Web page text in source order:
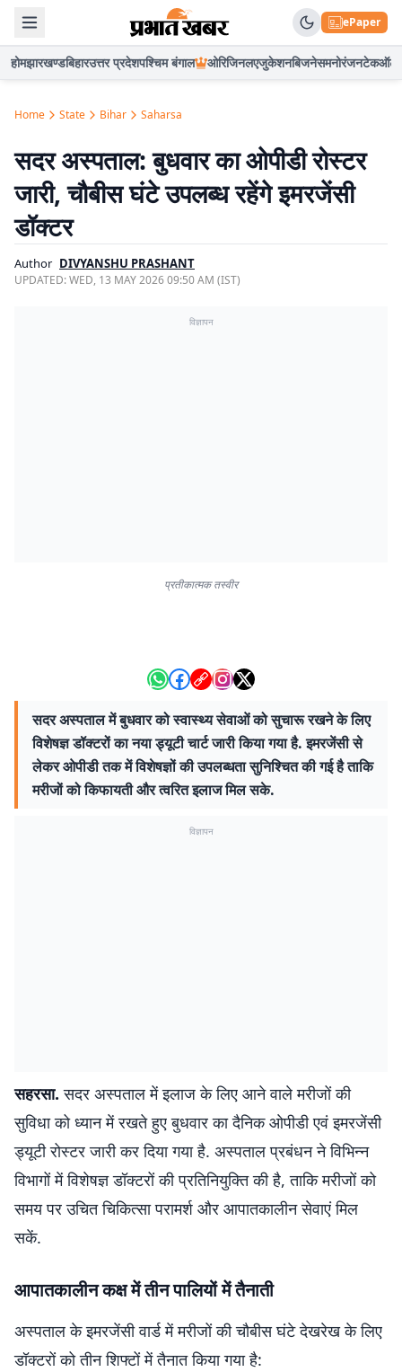
ePaper
होमझारखण्डबिहारउत्तर प्रदेशपश्चिम बंगाल ओरिजिनलएजुकेशनबिजनेसमनोरंजनटेकऑटो
Home State Bihar Saharsa
सदर अस्पताल: बुधवार का ओपीडी रोस्टर
जारी, चौबीस घंटे उपलब्ध रहेंगे इमरजेंसी
डॉक्टर
Author DIVYANSHU PRASHANT
UPDATED:WED, 13 MAY 2026 09:50 AM (IST)
विज्ञापन
प्रतीकात्मक तस्वीर
सदर अस्पताल में बुधवार को स्वास्थ्य सेवाओं को सुचारू रखने के लिए
विशेषज्ञ डॉक्टरों का नया ड्यूटी चार्ट जारी किया गया है. इमरजेंसी से
लेकर ओपीडी तक में विशेषज्ञों की उपलब्धता सुनिश्चित की गई है ताकि
मरीजों को किफायती और त्वरित इलाज मिल सके.
विज्ञापन
सहरसा. सदर अस्पताल में इलाज के लिए आने वाले मरीजों की
सुविधा को ध्यान में रखते हुए बुधवार का दैनिक ओपीडी एवं इमरजेंसी
ड्यूटी रोस्टर जारी कर दिया गया है. अस्पताल प्रबंधन ने विभिन्न
विभागों में विशेषज्ञ डॉक्टरों की प्रतिनियुक्ति की है, ताकि मरीजों को
समय पर उचित चिकित्सा परामर्श और आपातकालीन सेवाएं मिल
सकें.
आपातकालीन कक्ष में तीन पालियों में तैनाती
अस्पताल के इमरजेंसी वार्ड में मरीजों की चौबीस घंटे देखरेख के लिए
डॉक्टरों को तीन शिफ्टों में तैनात किया गया है: